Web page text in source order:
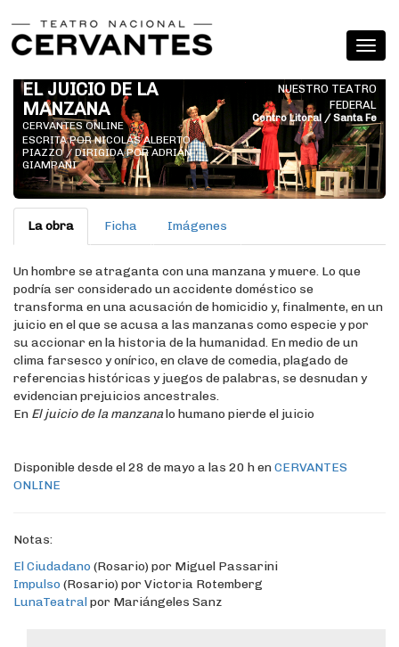
EL JUICIO DE LA
MANZANA
CERVANTES ONLINE
ESCRITA POR NICOLÁS ALBERTO
PIAZZO / DIRIGIDA POR ADRIÁN
GIAMPANI
NUESTRO TEATRO
FEDERAL
Centro Litoral / Santa Fe
La obra Ficha Imágenes
Un hombre se atraganta con una manzana y muere. Lo que
podría ser considerado un accidente doméstico se
transforma en una acusación de homicidio y, finalmente, en un
juicio en el que se acusa a las manzanas como especie y por
su accionar en la historia de la humanidad. En medio de un
clima farsesco y onírico, en clave de comedia, plagado de
referencias históricas y juegos de palabras, se desnudan y
evidencian prejuicios ancestrales.
En El juicio de la manzanalo humano pierde el juicio
Disponible desde el 28 de mayo a las 20 h enCERVANTES
ONLINE
Notas:
El Ciudadano (Rosario) por Miguel Passarini
Impulso (Rosario) por Victoria Rotemberg
LunaTeatralpor Mariángeles Sanz